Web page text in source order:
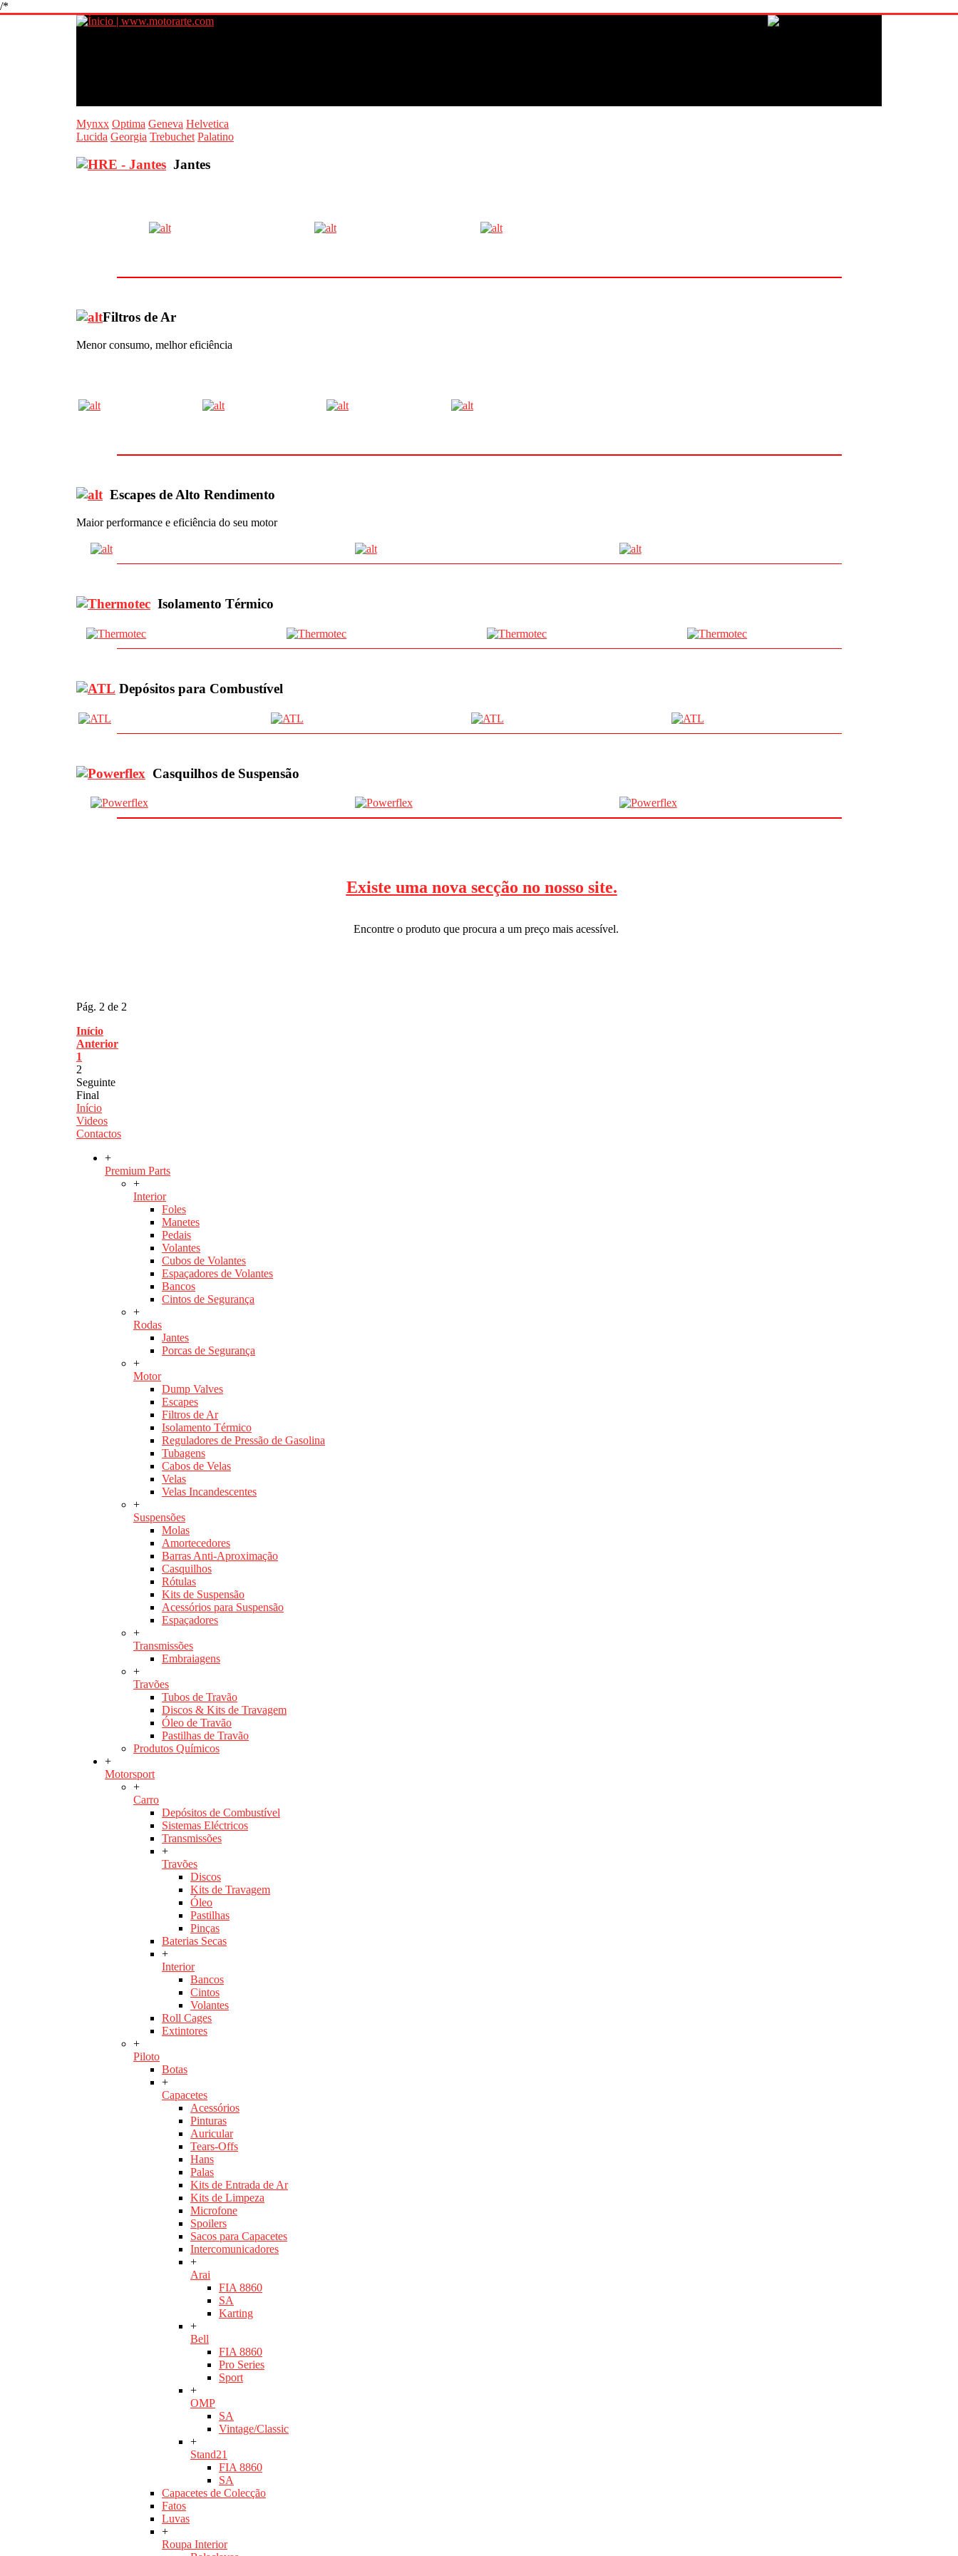
/*
Mynxx Optima Geneva Helvetica
Lucida Georgia Trebuchet Palatino
Jantes
Filtros de Ar
Menor consumo, melhor eficiência
Escapes de Alto Rendimento
Maior performance e eficiência do seu motor
Isolamento Térmico
Depósitos para Combustível
Casquilhos de Suspensão
Existe uma nova secção no nosso site.
Encontre o produto que procura a um preço mais acessível.
Pág. 2 de 2
Início
Anterior
1
2
Seguinte
Final
Início
Videos
Contactos
+
Premium Parts
+
Interior
Foles
Manetes
Pedais
Volantes
Cubos de Volantes
Espaçadores de Volantes
Bancos
Cintos de Segurança
+
Rodas
Jantes
Porcas de Segurança
+
Motor
Dump Valves
Escapes
Filtros de Ar
Isolamento Térmico
Reguladores de Pressão de Gasolina
Tubagens
Cabos de Velas
Velas
Velas Incandescentes
+
Suspensões
Molas
Amortecedores
Barras Anti-Aproximação
Casquilhos
Rótulas
Kits de Suspensão
Acessórios para Suspensão
Espaçadores
+
Transmissões
Embraiagens
+
Travões
Tubos de Travão
Discos & Kits de Travagem
Óleo de Travão
Pastilhas de Travão
Produtos Químicos
+
Motorsport
+
Carro
Depósitos de Combustível
Sistemas Eléctricos
Transmissões
+
Travões
Discos
Kits de Travagem
Óleo
Pastilhas
Pinças
Baterias Secas
+
Interior
Bancos
Cintos
Volantes
Roll Cages
Extintores
+
Piloto
Botas
+
Capacetes
Acessórios
Pinturas
Auricular
Tears-Offs
Hans
Palas
Kits de Entrada de Ar
Kits de Limpeza
Microfone
Spoilers
Sacos para Capacetes
Intercomunicadores
+
Arai
FIA 8860
SA
Karting
+
Bell
FIA 8860
Pro Series
Sport
+
OMP
SA
Vintage/Classic
+
Stand21
FIA 8860
SA
Capacetes de Colecção
Fatos
Luvas
+
Roupa Interior